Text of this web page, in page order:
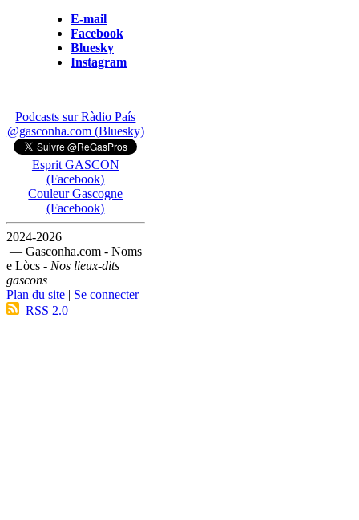
E-mail
Facebook
Bluesky
Instagram
Podcasts sur Ràdio País
@gasconha.com (Bluesky)
Esprit GASCON
(Facebook)
Couleur Gascogne
(Facebook)
2024-2026
— Gasconha.com - Noms
e Lòcs - Nos lieux-dits
gascons
Plan du site | Se connecter|
RSS 2.0